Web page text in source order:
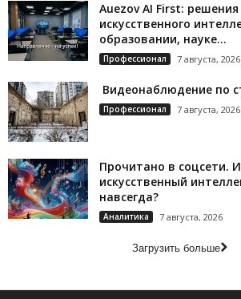
Auezov AI First:
искусственного
образовании, науке...
Профессионал 7 августа, 2026
Видеонаблюдение по
Профессионал 7 августа, 2026
Прочитано в соцсети.
искусственный
навсегда?
Аналитика 7 августа, 2026
Загрузить больше